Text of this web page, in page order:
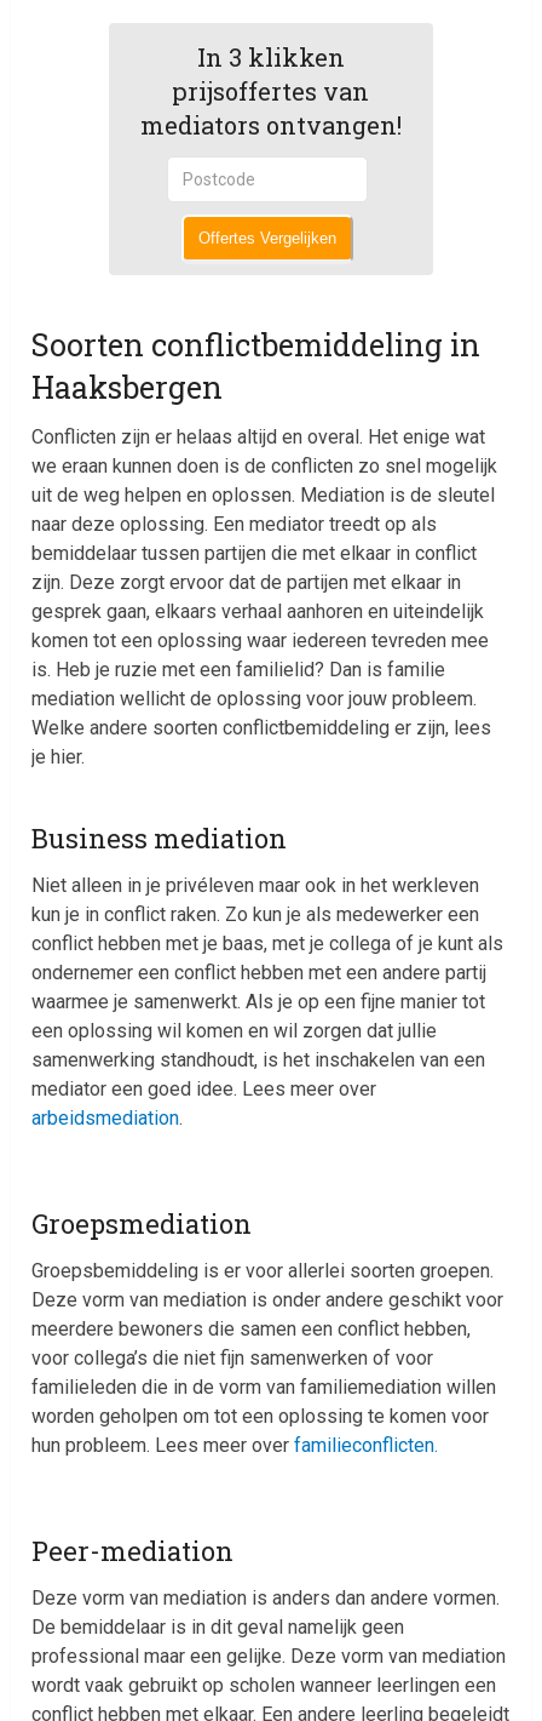
In 3 klikken
prijsoffertes van
mediators ontvangen!
Offertes Vergelijken
Soorten conflictbemiddeling in
Haaksbergen
Conflicten zijn er helaas altijd en overal. Het enige wat
we eraan kunnen doen is de conflicten zo snel mogelijk
uit de weg helpen en oplossen. Mediation is de sleutel
naar deze oplossing. Een mediator treedt op als
bemiddelaar tussen partijen die met elkaar in conflict
zijn. Deze zorgt ervoor dat de partijen met elkaar in
gesprek gaan, elkaars verhaal aanhoren en uiteindelijk
komen tot een oplossing waar iedereen tevreden mee
is. Heb je ruzie met een familielid? Dan is familie
mediation wellicht de oplossing voor jouw probleem.
Welke andere soorten conflictbemiddeling er zijn, lees
je hier.
Business mediation
Niet alleen in je privéleven maar ook in het werkleven
kun je in conflict raken. Zo kun je als medewerker een
conflict hebben met je baas, met je collega of je kunt als
ondernemer een conflict hebben met een andere partij
waarmee je samenwerkt. Als je op een fijne manier tot
een oplossing wil komen en wil zorgen dat jullie
samenwerking standhoudt, is het inschakelen van een
mediator een goed idee. Lees meer over
arbeidsmediation.
Groepsmediation
Groepsbemiddeling is er voor allerlei soorten groepen.
Deze vorm van mediation is onder andere geschikt voor
meerdere bewoners die samen een conflict hebben,
voor collega’s die niet fijn samenwerken of voor
familieleden die in de vorm van familiemediation willen
worden geholpen om tot een oplossing te komen voor
hun probleem. Lees meer overfamilieconflicten.
Peer-mediation
Deze vorm van mediation is anders dan andere vormen.
De bemiddelaar is in dit geval namelijk geen
professional maar een gelijke. Deze vorm van mediation
wordt vaak gebruikt op scholen wanneer leerlingen een
conflict hebben met elkaar. Een andere leerling begeleidt